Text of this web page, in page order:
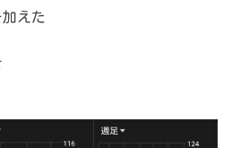
えた